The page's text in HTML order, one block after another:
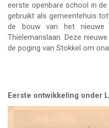
eerste openbare school in
gebruikt als gemeentehuis
de bouw van het nieuwe
Thielemanslaan. Deze
de poging van Stokkel om
Eerste ontwikkeling onder